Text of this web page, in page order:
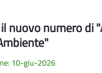
nuovo numero di
10-giu-2026